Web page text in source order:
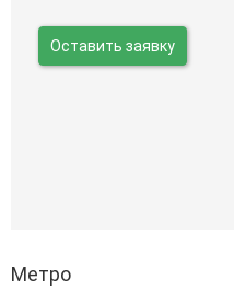
Оставить заявку
Метро